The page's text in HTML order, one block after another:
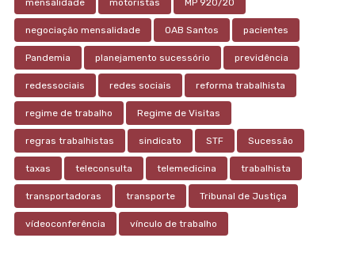
mensalidade motoristas MP 920/20
negociação mensalidade OAB Santos pacientes
Pandemia planejamento sucessório previdência
redessociais redes sociais reforma trabalhista
regime de trabalho Regime de Visitas
regras trabalhistas sindicato STF Sucessão
taxas teleconsulta telemedicina trabalhista
transportadoras transporte Tribunal de Justiça
vídeoconferência vínculo de trabalho